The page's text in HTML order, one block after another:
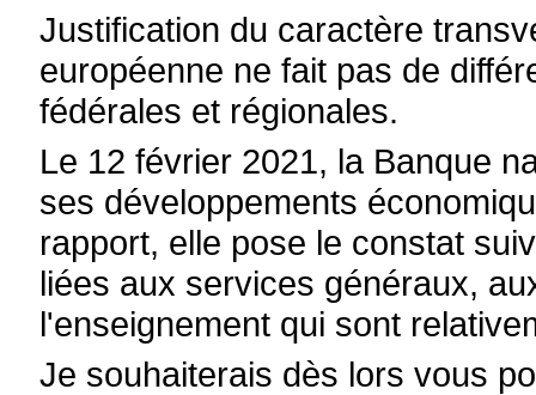
Justification du caractère
européenne ne fait pas de
fédérales et régionales.
Le 12 février 2021, la Banque
ses développements
rapport, elle pose le constat
liées aux services généraux,
l'enseignement qui sont
Je souhaiterais dès lors vous